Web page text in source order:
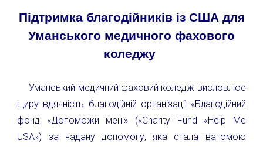
Підтримка благодійників із США для
Уманського медичного фахового
коледжу
Уманський медичний фаховий коледж висловлює
щиру вдячність благодійній організації «Благодійний
фонд «Допоможи мені» («Charity Fund «Help Me
USA») за надану допомогу, яка стала вагомою